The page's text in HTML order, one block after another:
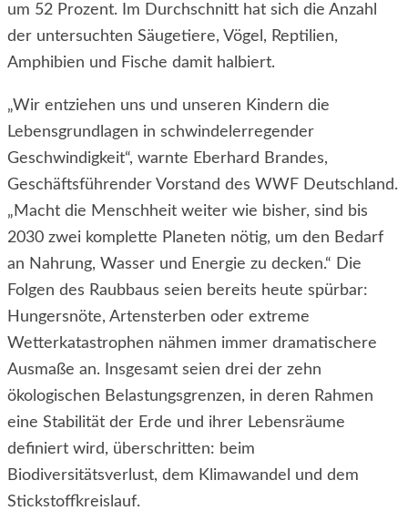
um 52 Prozent. Im Durchschnitt hat sich die Anzahl
der untersuchten Säugetiere, Vögel, Reptilien,
Amphibien und Fische damit halbiert.
„Wir entziehen uns und unseren Kindern die
Lebensgrundlagen in schwindelerregender
Geschwindigkeit“, warnte Eberhard Brandes,
Geschäftsführender Vorstand des WWF Deutschland.
„Macht die Menschheit weiter wie bisher, sind bis
2030 zwei komplette Planeten nötig, um den Bedarf
an Nahrung, Wasser und Energie zu decken.“ Die
Folgen des Raubbaus seien bereits heute spürbar:
Hungersnöte, Artensterben oder extreme
Wetterkatastrophen nähmen immer dramatischere
Ausmaße an. Insgesamt seien drei der zehn
ökologischen Belastungsgrenzen, in deren Rahmen
eine Stabilität der Erde und ihrer Lebensräume
definiert wird, überschritten: beim
Biodiversitätsverlust, dem Klimawandel und dem
Stickstoffkreislauf.